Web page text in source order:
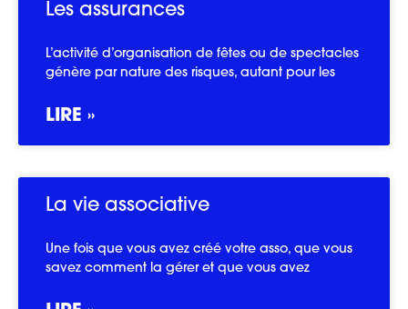
Les assurances
L’activité d’organisation de fêtes ou de spectacles
génère par nature des risques, autant pour les
LIRE »
La vie associative
Une fois que vous avez créé votre asso, que vous
savez comment la gérer et que vous avez